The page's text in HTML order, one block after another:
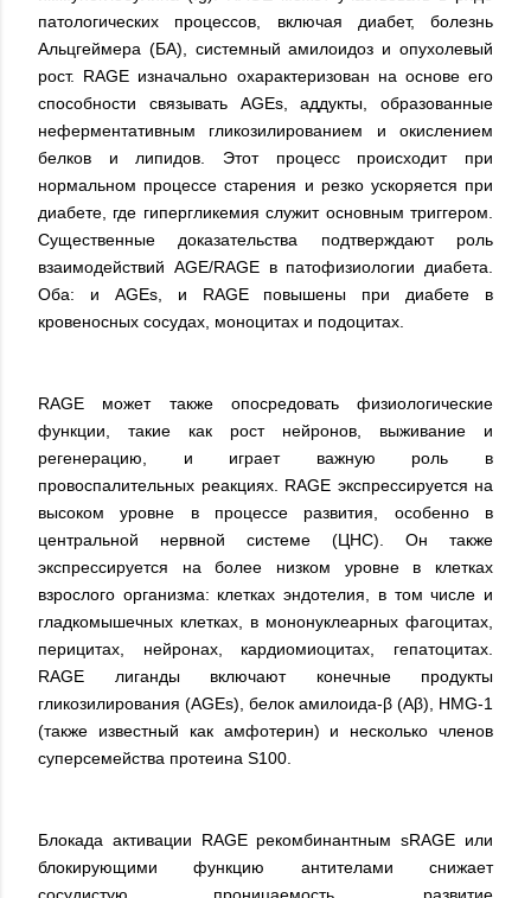
патологических процессов, включая диабет, болезнь
Альцгеймера (БА), системный амилоидоз и опухолевый
рост. RAGE изначально охарактеризован на основе его
способности связывать AGEs, аддукты, образованные
неферментативным гликозилированием и окислением
белков и липидов. Этот процесс происходит при
нормальном процессе старения и резко ускоряется при
диабете, где гипергликемия служит основным триггером.
Существенные доказательства подтверждают роль
взаимодействий AGE/RAGE в патофизиологии диабета.
Оба: и AGEs, и RAGE повышены при диабете в
кровеносных сосудах, моноцитах и подоцитах.
RAGE может также опосредовать физиологические
функции, такие как рост нейронов, выживание и
регенерацию, и играет важную роль в
провоспалительных реакциях. RAGE экспрессируется на
высоком уровне в процессе развития, особенно в
центральной нервной системе (ЦНС). Он также
экспрессируется на более низком уровне в клетках
взрослого организма: клетках эндотелия, в том числе и
гладкомышечных клетках, в мононуклеарных фагоцитах,
перицитах, нейронах, кардиомиоцитах, гепатоцитах.
RAGE лиганды включают конечные продукты
гликозилирования (AGEs), белок амилоида-β (Aβ), HMG-1
(также известный как амфотерин) и несколько членов
суперсемейства протеина S100.
Блокада активации RAGE рекомбинантным sRAGE или
блокирующими функцию антителами снижает